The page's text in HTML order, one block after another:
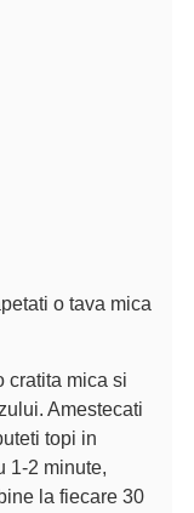
o tava mica
cratita mica si
Amestecati
topi in
1-2 minute,
la fiecare 30